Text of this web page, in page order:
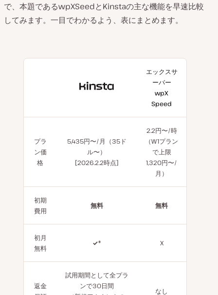
で、本題であるwpXSeedとKinstaの主な機能を早速比較
してみます。一目でわかるよう、表にまとめます。
With
エックスサ
ーバー
wpX
Speed
プラ
ン価
格
5,435円〜/月（35ド
ル〜）
[2026.2.2時点]
2.2円〜/時
（W1プラン
で上限
1,320円〜/
月）
初期
費用
無料 無料
初月
無料
✓* X
返金
試用期間として全プラ
ンで30日間
なし